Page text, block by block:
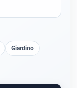
Giardino